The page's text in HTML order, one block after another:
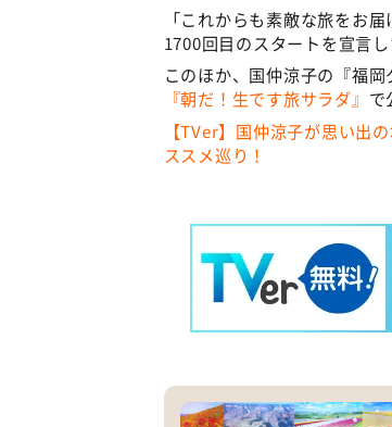
「これからも素敵な旅をお
1700回目のスタートを宣言し
このほか、国仲涼子の『福
『朝だ！生です旅サラダ』 で
【TVer】国仲涼子が思い出
ススメ巡り！